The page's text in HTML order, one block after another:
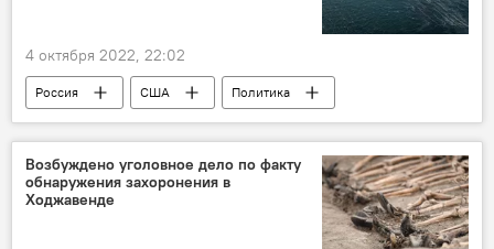
4 октября 2022, 22:02
Россия США
Политика
Северный поток
Северный поток-2
Возбуждено уголовное дело по факту
обнаружения захоронения в
Ходжавенде